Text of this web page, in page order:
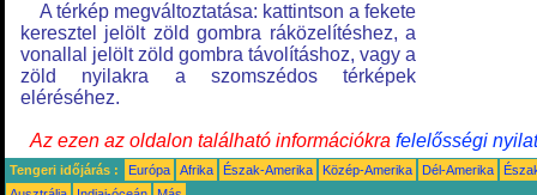
A térkép megváltoztatása: kattintson a fekete
keresztel jelölt zöld gombra ráközelítéshez, a
vonallal jelölt zöld gombra távolításhoz, vagy a
zöld nyilakra a szomszédos térképek
eléréséhez.
Az ezen az oldalon található információkra felelősségi
Tengeri időjárás : Európa Afrika Észak-Amerika Közép-Amerika Dél-Amerika